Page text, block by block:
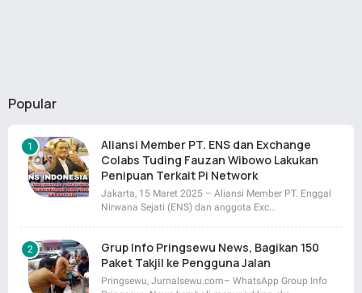
Popular
Aliansi Member PT. ENS dan Exchange
Colabs Tuding Fauzan Wibowo Lakukan
Penipuan Terkait Pi Network
Jakarta, 15 Maret 2025 – Aliansi Member PT. Enggal
Nirwana Sejati (ENS) dan anggota Exc…
Grup Info Pringsewu News, Bagikan 150
Paket Takjil ke Pengguna Jalan
Pringsewu, Jurnalsewu.com– WhatsApp Group Info